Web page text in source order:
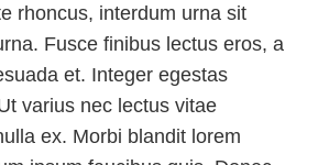
rhoncus, interdum urna sit
Fusce finibus lectus eros, a
et. Integer egestas
varius nec lectus vitae
ex. Morbi blandit lorem